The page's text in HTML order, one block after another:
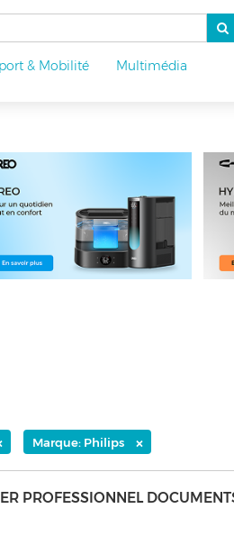
& Mobilité Multimédia
Marque: Philips ×
PROFESSIONNEL